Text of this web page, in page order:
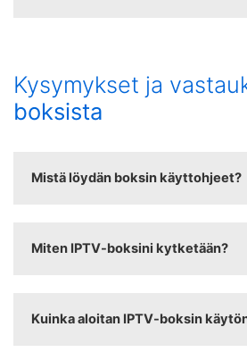
Kysymykset ja
boksista
Mistä löydän boksin käyttohjeet?
Miten IPTV-boksini kytketään?
Kuinka aloitan IPTV-boksin